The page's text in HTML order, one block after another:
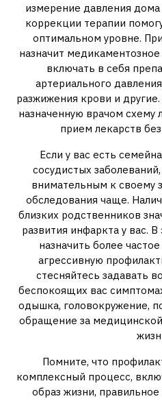
измерение давления
коррекции терапии
оптимальном уровне.
назначит
включать в себя
артериального
разжижения крови и
назначенную врачом схему
прием лекарств
Если у вас есть
сосудистых
внимательным к своему
обследования чаще.
близких родственников
развития инфаркта у вас.
назначить более
агрессивную
стесняйтесь задавать
беспокоящих вас
одышка, головокружение,
обращение за
Помните, что
комплексный процесс,
образ жизни,